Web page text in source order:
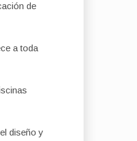
de
a toda
diseño y